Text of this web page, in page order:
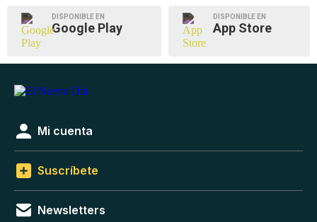
DISPONIBLE EN
Google Play
DISPONIBLE EN
App Store
Mi cuenta
Suscríbete
Newsletters